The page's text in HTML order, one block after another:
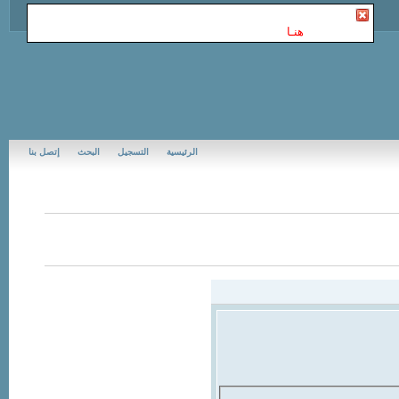
هنـا
إتصل بنا البحث التسجيل الرئيسية